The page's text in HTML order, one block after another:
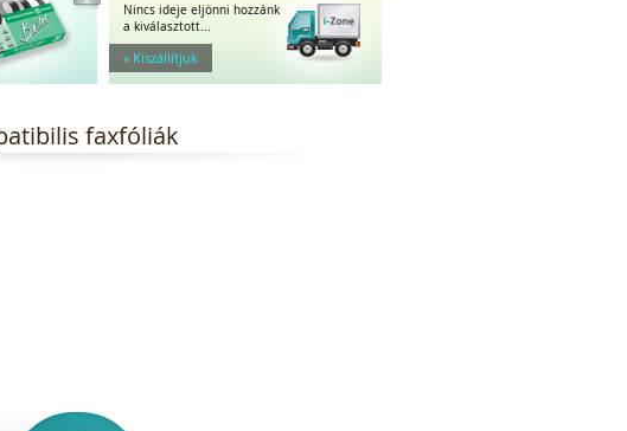
Nincs ideje eljönni hozzánk
a kiválasztott...
» Kiszállítjuk
faxfóliák